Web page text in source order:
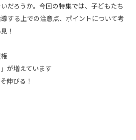
だろうか。今回の特集では、子どもたち
する上での注意点、ポイントについて考
！
が増えています
伸びる！